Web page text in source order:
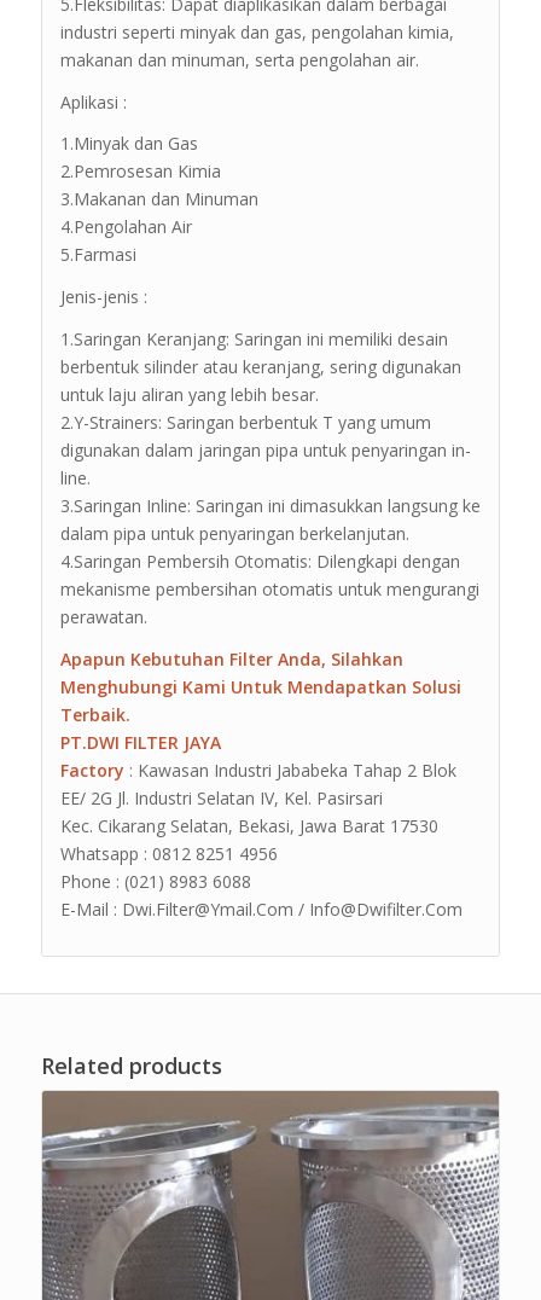
industri seperti minyak dan gas, pengolahan kimia,
makanan dan minuman, serta pengolahan air.
Aplikasi :
1.Minyak dan Gas
2.Pemrosesan Kimia
3.Makanan dan Minuman
4.Pengolahan Air
5.Farmasi
Jenis-jenis :
1.Saringan Keranjang: Saringan ini memiliki desain
berbentuk silinder atau keranjang, sering digunakan
untuk laju aliran yang lebih besar.
2.Y-Strainers: Saringan berbentuk T yang umum
digunakan dalam jaringan pipa untuk penyaringan in-
line.
3.Saringan Inline: Saringan ini dimasukkan langsung ke
dalam pipa untuk penyaringan berkelanjutan.
4.Saringan Pembersih Otomatis: Dilengkapi dengan
mekanisme pembersihan otomatis untuk mengurangi
perawatan.
Apapun Kebutuhan Filter Anda, Silahkan
Menghubungi Kami Untuk Mendapatkan Solusi
Terbaik.
PT.DWI FILTER JAYA
Factory : Kawasan Industri Jababeka Tahap 2 Blok
EE/ 2G Jl. Industri Selatan IV, Kel. Pasirsari
Kec. Cikarang Selatan, Bekasi, Jawa Barat 17530
Whatsapp : 0812 8251 4956
Phone : (021) 8983 6088
E-Mail : Dwi.Filter@Ymail.Com / Info@Dwifilter.Com
Related products